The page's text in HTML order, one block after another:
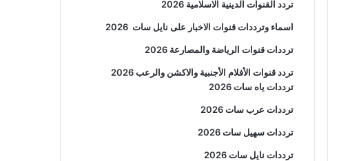
تردد القنوات الدينية الاسلامية 2026
اسماء وترددات قنوات الاخبار على نايل سات2026
ترددات قنوات الرياضة والمصارعة2026
تردد قنوات الأفلام الأجنبية والاكشن والرعب2026
ترددات ياه سات 2026
ترددات عرب سات 2026
ترددات سهيل سات 2026
ترددات نايل سات 2026